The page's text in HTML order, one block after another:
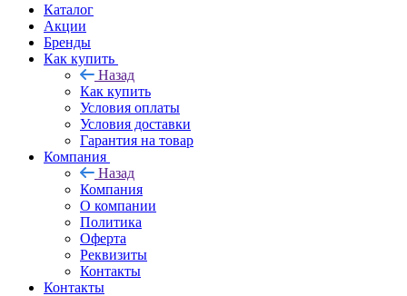
Каталог
Акции
Бренды
Как купить
Назад
Как купить
Условия оплаты
Условия доставки
Гарантия на товар
Компания
Назад
Компания
О компании
Политика
Оферта
Реквизиты
Контакты
Контакты